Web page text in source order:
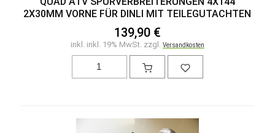
2X30MM VORNE FÜR DINLI MIT TEILEGUTACHTEN
139,90 €
inkl. inkl. 19% MwSt. zzgl. Versandkosten